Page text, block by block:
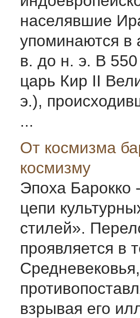
населявшие
упоминаются в
в. до н. э. В 550
царь Кир II
э.),
...
Oт космизма
космизму
Эпоха Барокко
цепи
стилей».
проявляется в
взрывая его